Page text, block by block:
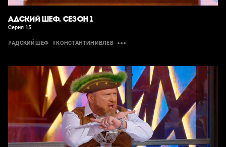
АДСКИЙ ШЕФ. СЕЗОН 1
Серия 15
#АДСКИЙШЕФ #КОНСТАНТИНИВЛЕВ